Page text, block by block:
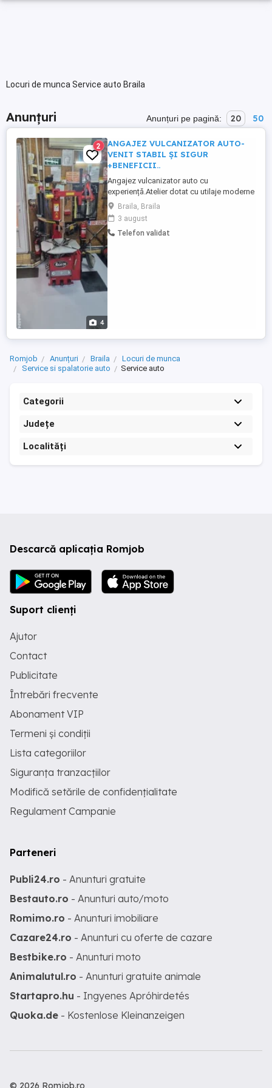
Locuri de munca Service auto Braila
Anunțuri Anunțuri pe pagină: 20 50
4
2
ANGAJEZ VULCANIZATOR AUTO-
VENIT STABIL ȘI SIGUR
+BENEFICII..
Angajez vulcanizator auto cu
experiență.Atelier dotat cu utilaje moderne
, automate, dotat cu absolut tot ce este
necesar. Experiența la casa de marcat,
Seriozitate și punctualitate în relația cu
locul de muncă și clienții. Experiență în
Braila, Braila
3 august
Telefon validat
Romjob Anunțuri Braila
Locuri de munca
Service si spalatorie auto
Service auto
Categorii
Județe
Localități
Descarcă aplicația Romjob
Suport clienți
Ajutor
Contact
Publicitate
Întrebări frecvente
Abonament VIP
Termeni și condiții
Lista categoriilor
Siguranța tranzacțiilor
Modifică setările de confidențialitate
Regulament Campanie
Parteneri
Publi24.ro - Anunturi gratuite
Bestauto.ro - Anunturi auto/moto
Romimo.ro - Anunturi imobiliare
Cazare24.ro - Anunturi cu oferte de cazare
Bestbike.ro - Anunturi moto
Animalutul.ro - Anunturi gratuite animale
Startapro.hu - Ingyenes Apróhirdetés
Quoka.de - Kostenlose Kleinanzeigen
© 2026 Romjob.ro